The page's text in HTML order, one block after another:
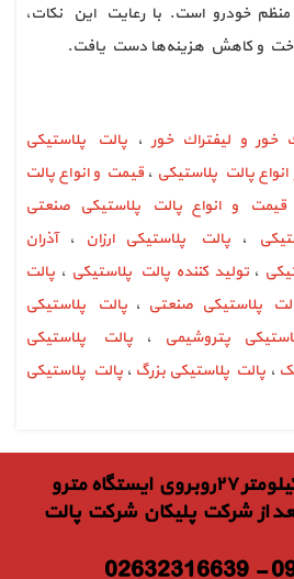
منظم خودرو است. با رعایت این نکات،
و کاهش هزینه‌ها دست یافت.
و ليفتراك خور ، پالت پلاستیکی
پالت پلاستیکی ،قیمت و انواع پالت
قیمت و انواع پالت پلاستیکی صنعتی
،پالت پلاستیکی ارزان ،آذران
،تولید کننده پالت پلاستیکی ، پالت
پلاستیکی صنعتی ،پالت پلاستیکی
پتروشیمی ،پالت پلاستیکی
، پالت پلاستیکی بزرگ ،پالت پلاستیکی
جاده مخصوص كيلومتر ٢٧روبروي ايستگاه مترو
٢٠٠متر بعد از شركت پليكان شركت پالت